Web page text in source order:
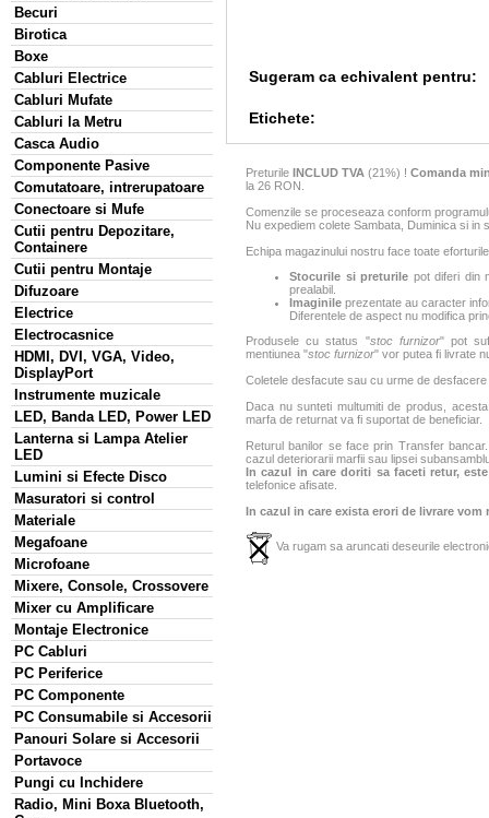
Becuri
Birotica
Boxe
Cabluri Electrice
Cabluri Mufate
Cabluri la Metru
Casca Audio
Componente Pasive
Comutatoare, intrerupatoare
Conectoare si Mufe
Cutii pentru Depozitare,
Containere
Cutii pentru Montaje
Difuzoare
Electrice
Electrocasnice
HDMI, DVI, VGA, Video,
DisplayPort
Instrumente muzicale
LED, Banda LED, Power LED
Lanterna si Lampa Atelier
LED
Lumini si Efecte Disco
Masuratori si control
Materiale
Megafoane
Microfoane
Mixere, Console, Crossovere
Mixer cu Amplificare
Montaje Electronice
PC Cabluri
PC Periferice
PC Componente
PC Consumabile si Accesorii
Panouri Solare si Accesorii
Portavoce
Pungi cu Inchidere
Radio, Mini Boxa Bluetooth,
Sugeram ca echivalent pentru:
Etichete:
Preturile INCLUD TVA (21%) ! Comanda
la 26 RON.
Comenzile se proceseaza conform
Nu expediem colete Sambata, Duminica si in
Echipa magazinului nostru face toate
Stocurile si preturile pot diferi din
prealabil.
Imaginile prezentate au caracter
Diferentele de aspect nu modifica
Produsele cu status "stoc furnizor" pot
mentiunea "stoc furnizor" vor putea fi livrate
Coletele desfacute sau cu urme de
Daca nu sunteti multumiti de produs,
marfa de returnat va fi suportat de beneficiar.
Returul banilor se face prin Transfer
cazul deteriorarii marfii sau lipsei
In cazul in care doriti sa faceti retur,
telefonice afisate.
In cazul in care exista erori de livrare
Va rugam sa aruncati deseurile